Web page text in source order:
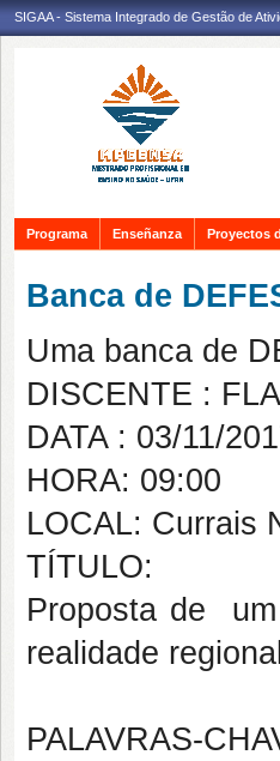
SIGAA - Sistema Integrado de Gestão de
Programa Enseñanza Proyectos
Banca de
Uma banca de
DISCENTE :
DATA : 03/11/
HORA: 09:00
LOCAL: Currais
TÍTULO:
Proposta de
realidade regional
PALAVRAS-